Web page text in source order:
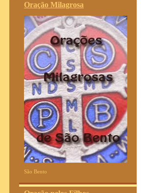
Oração Milagrosa
São Bento